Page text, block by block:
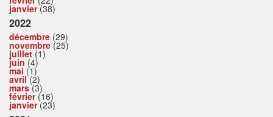
janvier(38)
2022
décembre (29)
novembre (25)
juillet (1)
juin (4)
mai (1)
avril(2)
mars(3)
février(16)
janvier(23)